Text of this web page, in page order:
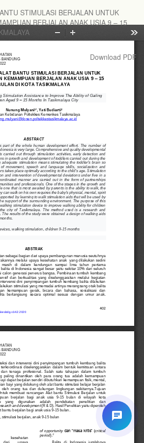
STIMULASI BERJALAN UNTUK
BERJALAN ANAK USIA 9 – 15
Download
Download PDF